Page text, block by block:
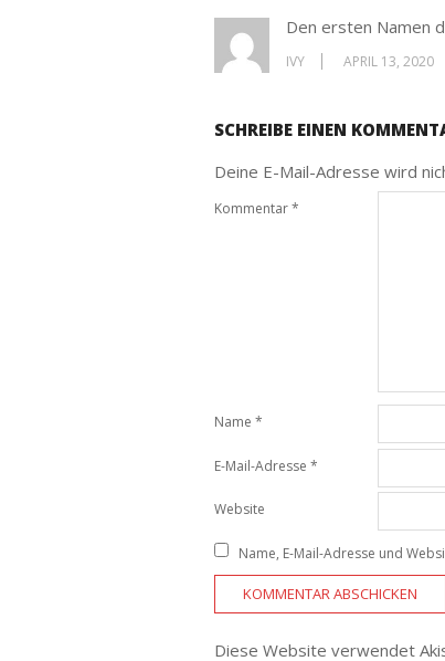
Den ersten Namen
IVY APRIL 13, 2020
SCHREIBE EINEN
Deine E-Mail-Adresse wird
Kommentar*
Name*
E-Mail-Adresse*
Website
Name, E-Mail-Adresse und
Diese Website verwendet